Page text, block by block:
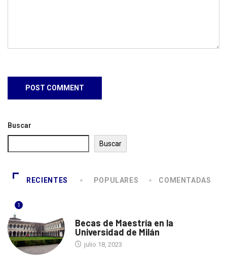
Buscar
Buscar
RECIENTES POPULARES COMENTADAS
1
Becas de Maestría en la
Universidad de Milán
julio 18, 2023